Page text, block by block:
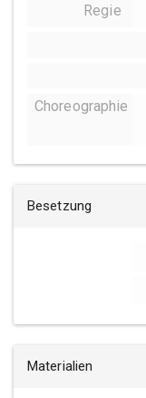
Regie
Choreographie
Besetzung
Materialien